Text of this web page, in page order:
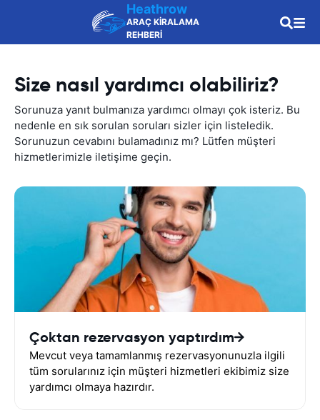
Heathrow
ARAÇ KİRALAMA
REHBERİ
Size nasıl yardımcı olabiliriz?
Sorunuza yanıt bulmanıza yardımcı olmayı çok isteriz. Bu
nedenle en sık sorulan soruları sizler için listeledik.
Sorunuzun cevabını bulamadınız mı? Lütfen müşteri
hizmetlerimizle iletişime geçin.
Çoktan rezervasyon yaptırdım
Mevcut veya tamamlanmış rezervasyonunuzla ilgili
tüm sorularınız için müşteri hizmetleri ekibimiz size
yardımcı olmaya hazırdır.